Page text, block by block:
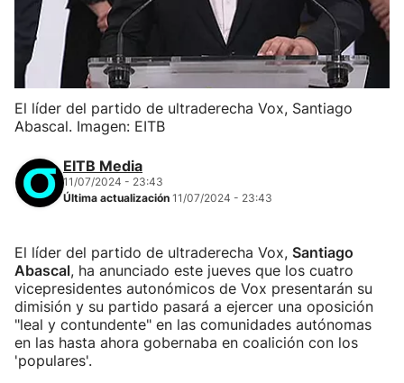
El líder del partido de ultraderecha Vox, Santiago
Abascal. Imagen: EITB
EITB Media
11/07/2024 - 23:43
Última actualización 11/07/2024 - 23:43
El líder del partido de ultraderecha Vox, Santiago
Abascal, ha anunciado este jueves que los cuatro
vicepresidentes autonómicos de Vox presentarán su
dimisión y su partido pasará a ejercer una oposición
"leal y contundente" en las comunidades autónomas
en las hasta ahora gobernaba en coalición con los
'populares'.